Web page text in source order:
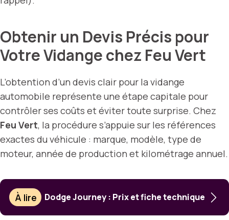
Obtenir un Devis Précis pour
Votre Vidange chez Feu Vert
L’obtention d’un devis clair pour la vidange
automobile représente une étape capitale pour
contrôler ses coûts et éviter toute surprise. Chez
Feu Vert, la procédure s’appuie sur les références
exactes du véhicule : marque, modèle, type de
moteur, année de production et kilométrage annuel.
À lire Dodge Journey : Prix et fiche technique